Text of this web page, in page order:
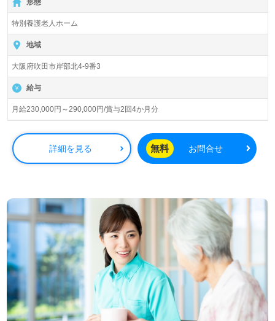
入居定員80名（ユニット型個室）『特別養護老人ホーム寿
楽荘いたかの』社会福祉法人寿楽福祉会（本部：大阪府吹
田市）様の運営です。大阪府、兵庫県を中心にクリニッ
ク、特別養護老人ホーム、ヘルパーステーション、デイサ
ービス、ショートステイ、グループホーム、地域包括支援
センター、居宅介護支援事業を展開されています。
◎ご利用者様の『その人らしい人生を支える』ショートス
テイ、デイサービス併設の事業所様！◎
看護助手や介護職経験のある方はもちろん、これから介護
職を目指される方も幅広く募集します。特別養護老人ホー
ムでの勤務経験は問いません。幅広い年代層の職員様が活
はたらくあなたのモチベーションに！『ご利用者様のお役
に立ちたい、資格/経験を活かしたい』『介護知識や技術力
を高めたい』『自分らしいキャリアを描きたい』『やりが
いを感じながら働きたい』『転職で施設形態や環境を変え
て働きたい』等の方も大歓迎です。募集詳細等、担当コン
サルタントよりご案内します。お問い合わせも遠慮なくお
願いします。
全国の求人ご紹介！医療/福祉業界の正社員/パート仕事探
しは【ウィルオブ介護】＊求人情報収集、将来的に検討の
特別養護老人ホーム
地域
大阪府吹田市岸部北4-9番3
給与
月給230,000円～290,000円/賞与2回4か月分
詳細を見る 無料 お問合せ